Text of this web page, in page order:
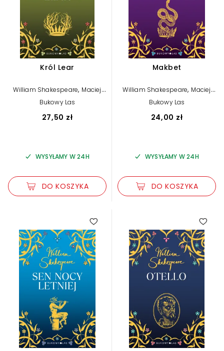
Król Lear
William Shakespeare, Maciej
Słomczyński (tłum.)
Bukowy Las
27,50 zł
WYSYŁAMY W 24H
DO KOSZYKA
Makbet
William Shakespeare, Maciej
Słomczyński (tłum.)
Bukowy Las
24,00 zł
WYSYŁAMY W 24H
DO KOSZYKA